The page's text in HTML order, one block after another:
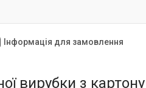
Інформація для замовлення
вирубки з картону